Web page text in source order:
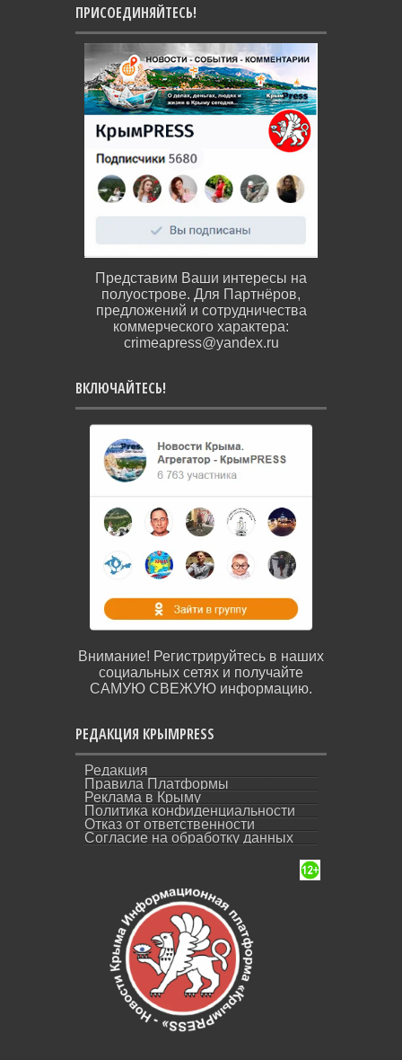
ПРИСОЕДИНЯЙТЕСЬ!
Представим Ваши интересы на
полуострове. Для Партнёров,
предложений и сотрудничества
коммерческого характера:
crimeapress@yandex.ru
ВКЛЮЧАЙТЕСЬ!
Внимание! Регистрируйтесь в наших
социальных сетях и получайте
САМУЮ СВЕЖУЮ информацию.
РЕДАКЦИЯ КРЫМPRESS
Редакция
Правила Платформы
Реклама в Крыму
Политика конфиденциальности
Отказ от ответственности
Согласие на обработку данных